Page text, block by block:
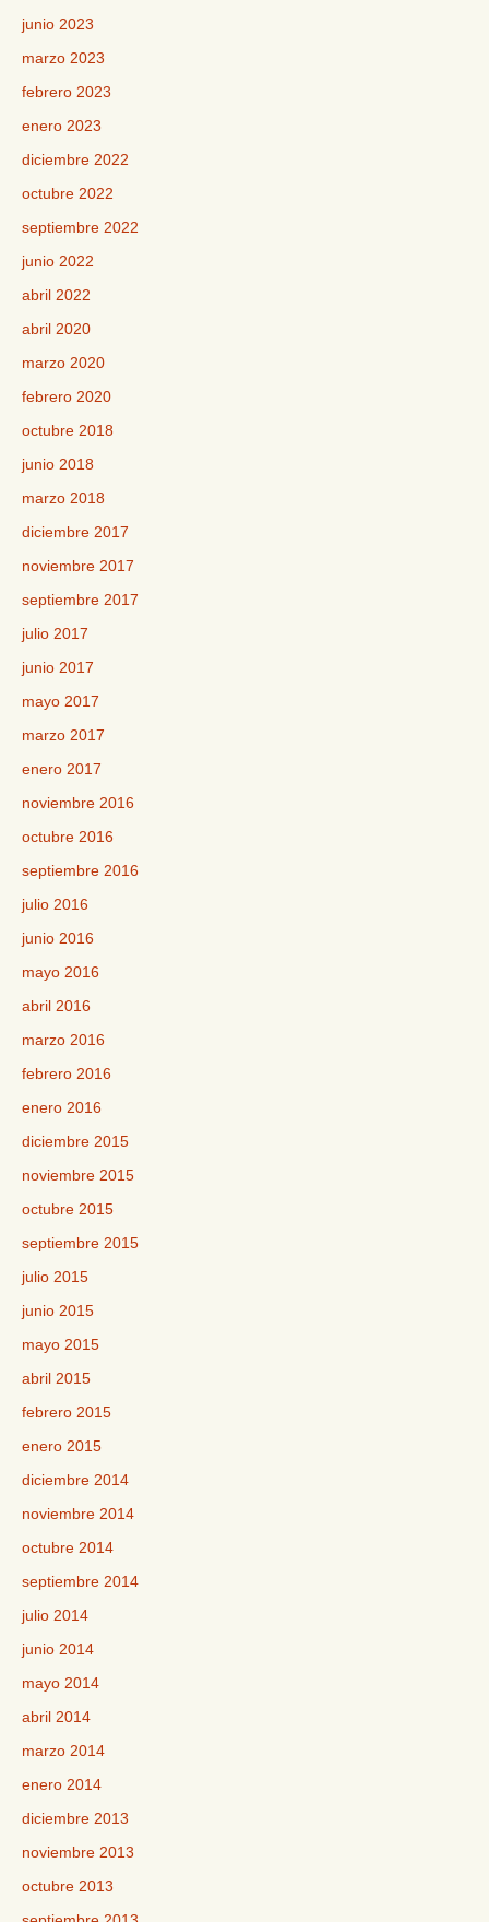
junio 2023
marzo 2023
febrero 2023
enero 2023
diciembre 2022
octubre 2022
septiembre 2022
junio 2022
abril 2022
abril 2020
marzo 2020
febrero 2020
octubre 2018
junio 2018
marzo 2018
diciembre 2017
noviembre 2017
septiembre 2017
julio 2017
junio 2017
mayo 2017
marzo 2017
enero 2017
noviembre 2016
octubre 2016
septiembre 2016
julio 2016
junio 2016
mayo 2016
abril 2016
marzo 2016
febrero 2016
enero 2016
diciembre 2015
noviembre 2015
octubre 2015
septiembre 2015
julio 2015
junio 2015
mayo 2015
abril 2015
febrero 2015
enero 2015
diciembre 2014
noviembre 2014
octubre 2014
septiembre 2014
julio 2014
junio 2014
mayo 2014
abril 2014
marzo 2014
enero 2014
diciembre 2013
noviembre 2013
octubre 2013